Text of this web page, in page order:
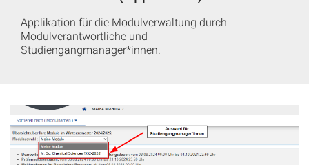
Applikation für die Modulverwaltung durch
Modulverantwortliche und
Studiengangmanager*innen.